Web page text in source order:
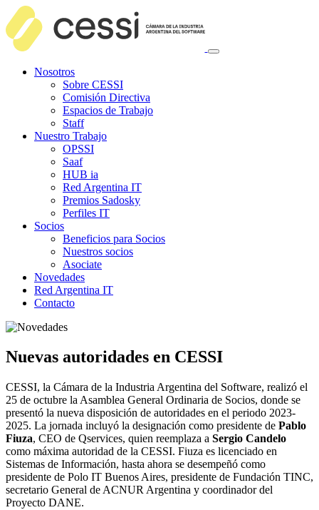
Nosotros
Sobre CESSI
Comisión Directiva
Espacios de Trabajo
Staff
Nuestro Trabajo
OPSSI
Saaf
HUB ia
Red Argentina IT
Premios Sadosky
Perfiles IT
Socios
Beneficios para Socios
Nuestros socios
Asociate
Novedades
Red Argentina IT
Contacto
Nuevas autoridades en CESSI
CESSI, la Cámara de la Industria Argentina del Software, realizó el
25 de octubre la Asamblea General Ordinaria de Socios, donde se
presentó la nueva disposición de autoridades en el periodo 2023-
2025. La jornada incluyó la designación como presidente de Pablo
Fiuza, CEO de Qservices, quien reemplaza a Sergio Candelo
como máxima autoridad de la CESSI. Fiuza es licenciado en
Sistemas de Información, hasta ahora se desempeñó como
presidente de Polo IT Buenos Aires, presidente de Fundación TINC,
secretario General de ACNUR Argentina y coordinador del
Proyecto DANE.